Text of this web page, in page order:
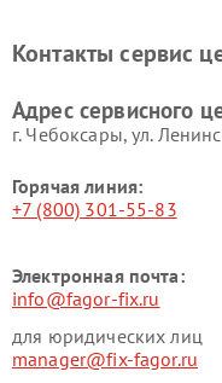
Контакты сервис
Адрес сервисного
г. Чебоксары, ул.
Горячая линия:
+7 (800) 301-55-83
Электронная почта:
info@fagor-fix.ru
для юридических лиц
manager@fix-fagor.ru